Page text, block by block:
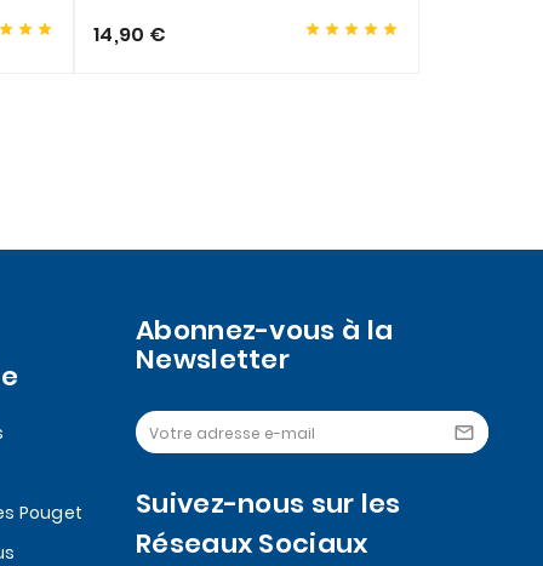
   14,90 €     
Pouget
Abonnez-vous à la
Newsletter

Suivez-nous sur les
Réseaux Sociaux